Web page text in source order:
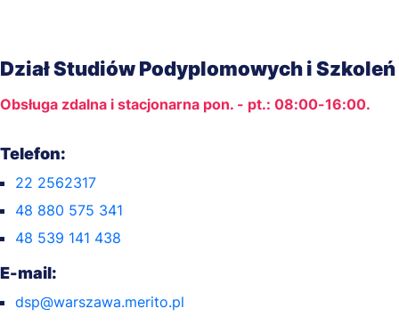
Dział Studiów Podyplomowych i Szkoleń
Obsługa zdalna i stacjonarna pon. - pt.: 08:00-16:00.
Telefon:
22 2562317
48 880 575 341
48 539 141 438
E-mail:
dsp@warszawa.merito.pl